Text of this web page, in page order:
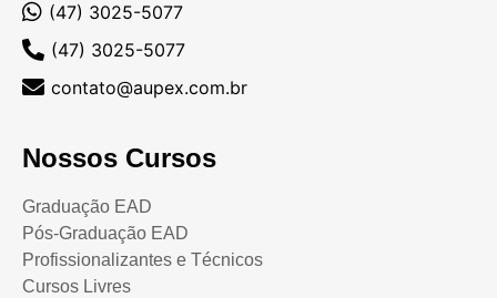
(47) 3025-5077
(47) 3025-5077
contato@aupex.com.br
Nossos Cursos
Graduação EAD
Pós-Graduação EAD
Profissionalizantes e Técnicos
Cursos Livres